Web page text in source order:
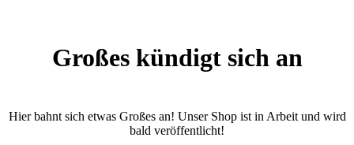
Großes kündigt sich an
Hier bahnt sich etwas Großes an! Unser Shop ist in Arbeit und wird
bald veröffentlicht!